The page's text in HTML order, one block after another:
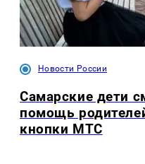
Новости России
Самарские дети
помощь
кнопки МТС